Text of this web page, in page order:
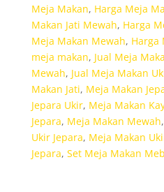
Meja Makan, Harga Meja
Makan Jati Mewah, Harga
Meja Makan Mewah, Harga
meja makan, Jual Meja
Mewah, Jual Meja Makan
Makan Jati, Meja Makan
Jepara Ukir, Meja Makan
Jepara, Meja Makan Mewah,
Ukir Jepara, Meja Makan
Jepara, Set Meja Makan